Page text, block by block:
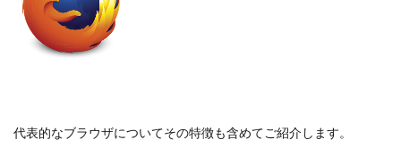
代表的なブラウザについてその特徴も含めてご紹介します。